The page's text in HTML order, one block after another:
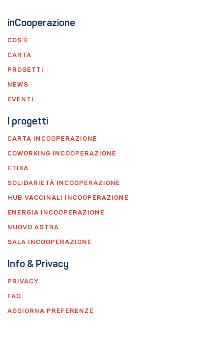
inCooperazione
COS'È
CARTA
PROGETTI
NEWS
EVENTI
I progetti
CARTA INCOOPERAZIONE
COWORKING INCOOPERAZIONE
ETIKA
SOLIDARIETÀ INCOOPERAZIONE
HUB VACCINALI INCOOPERAZIONE
ENERGIA INCOOPERAZIONE
NUOVO ASTRA
SALA INCOOPERAZIONE
Info & Privacy
PRIVACY
FAQ
AGGIORNA PREFERENZE